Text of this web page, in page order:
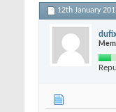
12th January